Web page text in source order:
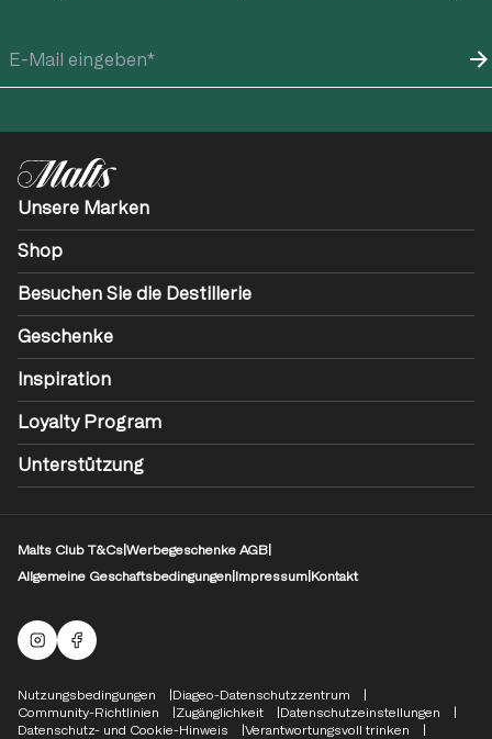
Unsere Marken
Shop
Besuchen Sie die Destillerie
Geschenke
Inspiration
Loyalty Program
Unterstützung
Malts Club T&CsWerbegeschenke AGB
Allgemeine Geschaftsbedingungen Impressum Kontakt
Malts Instagram
Facebook-Logo
Compliance Footer
Nutzungsbedingungen
Diageo-Datenschutzzentrum
Community-Richtlinien
Zugänglichkeit
Datenschutzeinstellungen
Datenschutz- und Cookie-Hinweis
Verantwortungsvoll trinken